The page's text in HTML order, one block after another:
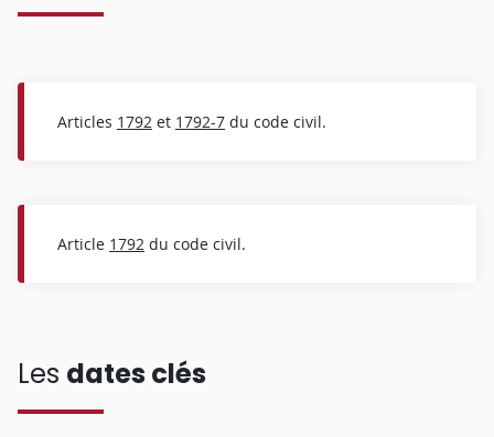
Articles 1792 et 1792-7 du code civil.
Article 1792 du code civil.
Les dates clés